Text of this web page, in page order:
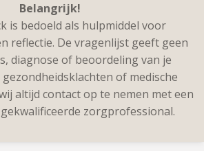
Belangrijk!
is bedoeld als hulpmiddel voor
reflectie. De vragenlijst geeft geen
diagnose of beoordeling van je
of medische
altijd contact op te nemen met een
zorgprofessional.